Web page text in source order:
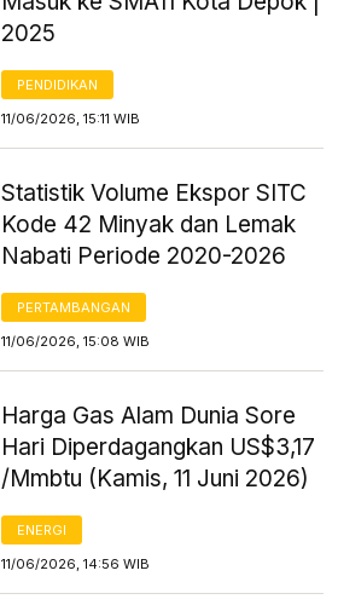
2025
PENDIDIKAN
11/06/2026, 15:11 WIB
Statistik Volume Ekspor SITC
Kode 42 Minyak dan Lemak
Nabati Periode 2020-2026
PERTAMBANGAN
11/06/2026, 15:08 WIB
Harga Gas Alam Dunia Sore
Hari Diperdagangkan US$3,17
/Mmbtu (Kamis, 11 Juni 2026)
ENERGI
11/06/2026, 14:56 WIB